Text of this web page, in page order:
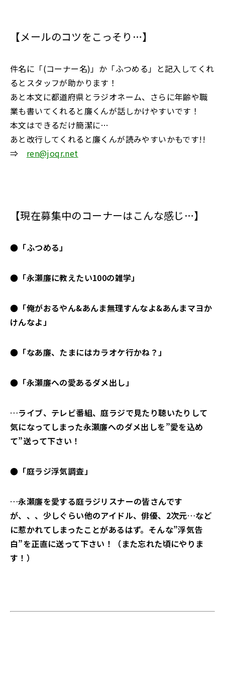
【メールのコツをこっそり…】
件名に「(コーナー名)」か「ふつめる」と記入してくれ
るとスタッフが助かります！
あと本文に都道府県とラジオネーム、さらに年齢や職
業も書いてくれると廉くんが話しかけやすいです！
本文はできるだけ簡潔に…
あと改行してくれると廉くんが読みやすいかもです!!
⇒ ren@joqr.net
【現在募集中のコーナーはこんな感じ…】
●「ふつめる」
●「永瀬廉に教えたい100の雑学」
●「俺がおるやん&あんま無理すんなよ&あんまマヨか
けんなよ」
●「なあ廉、たまにはカラオケ行かね？」
●「永瀬廉への愛あるダメ出し」
…ライブ、テレビ番組、庭ラジで見たり聴いたりして
気になってしまった永瀬廉へのダメ出しを”愛を込め
て”送って下さい！
●「庭ラジ浮気調査」
…永瀬廉を愛する庭ラジリスナーの皆さんです
が、、、少しぐらい他のアイドル、俳優、2次元…など
に惹かれてしまったことがあるはず。そんな”浮気告
白”を正直に送って下さい！（また忘れた頃にやりま
す！）